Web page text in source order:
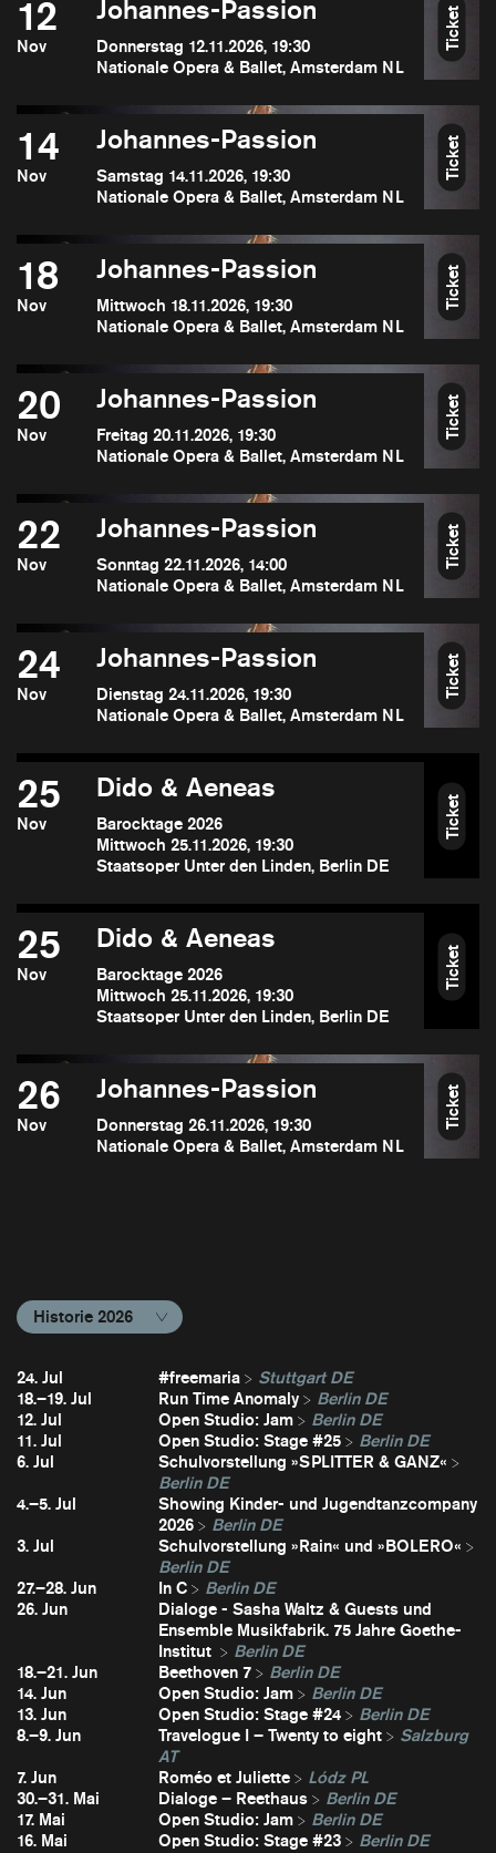
12
Nov
Johannes-Passion
Donnerstag 12.11.2026, 19:30
Nationale Opera & Ballet, Amsterdam NL
Ticket
14
Nov
Johannes-Passion
Samstag 14.11.2026, 19:30
Nationale Opera & Ballet, Amsterdam NL
Ticket
18
Nov
Johannes-Passion
Mittwoch 18.11.2026, 19:30
Nationale Opera & Ballet, Amsterdam NL
Ticket
20
Nov
Johannes-Passion
Freitag 20.11.2026, 19:30
Nationale Opera & Ballet, Amsterdam NL
Ticket
22
Nov
Johannes-Passion
Sonntag 22.11.2026, 14:00
Nationale Opera & Ballet, Amsterdam NL
Ticket
24
Nov
Johannes-Passion
Dienstag 24.11.2026, 19:30
Nationale Opera & Ballet, Amsterdam NL
Ticket
25
Nov
Dido & Aeneas
Barocktage 2026
Mittwoch 25.11.2026, 19:30
Staatsoper Unter den Linden, Berlin DE
Ticket
25
Nov
Dido & Aeneas
Barocktage 2026
Mittwoch 25.11.2026, 19:30
Staatsoper Unter den Linden, Berlin DE
Ticket
26
Nov
Johannes-Passion
Donnerstag 26.11.2026, 19:30
Nationale Opera & Ballet, Amsterdam NL
Ticket
Historie 2026
24. Jul #freemaria
Stuttgart DE
18.–19. Jul
Run Time Anomaly
Berlin DE
12. Jul
Open Studio: Jam
Berlin DE
11. Jul
Open Studio: Stage #25
Berlin DE
6. Jul
Schulvorstellung »SPLITTER & GANZ«
Berlin DE
4.–5. Jul
Showing Kinder- und Jugendtanzcompany
2026
Berlin DE
3. Jul
Schulvorstellung »Rain« und »BOLERO«
Berlin DE
27.–28. Jun
In C
Berlin DE
26. Jun
Dialoge - Sasha Waltz & Guests und
Ensemble Musikfabrik. 75 Jahre Goethe-
Institut
Berlin DE
18.–21. Jun
Beethoven 7
Berlin DE
14. Jun
Open Studio: Jam
Berlin DE
13. Jun
Open Studio: Stage #24
Berlin DE
8.–9. Jun
Travelogue I – Twenty to eight
Salzburg
AT
7. Jun
Roméo et Juliette
Lódz PL
30.–31. Mai
Dialoge – Reethaus
Berlin DE
17. Mai
Open Studio: Jam
Berlin DE
16. Mai
Open Studio: Stage #23
Berlin DE